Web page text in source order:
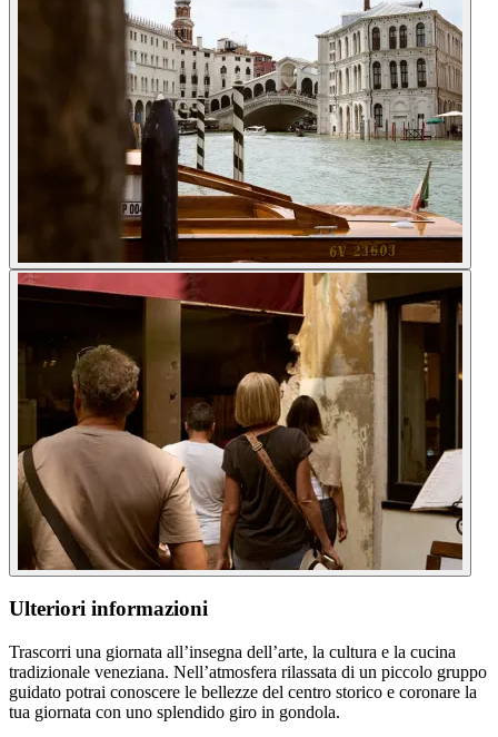
Ulteriori informazioni
Trascorri una giornata all’insegna dell’arte, la cultura e la cucina
tradizionale veneziana. Nell’atmosfera rilassata di un piccolo gruppo
guidato potrai conoscere le bellezze del centro storico e coronare la
tua giornata con uno splendido giro in gondola.